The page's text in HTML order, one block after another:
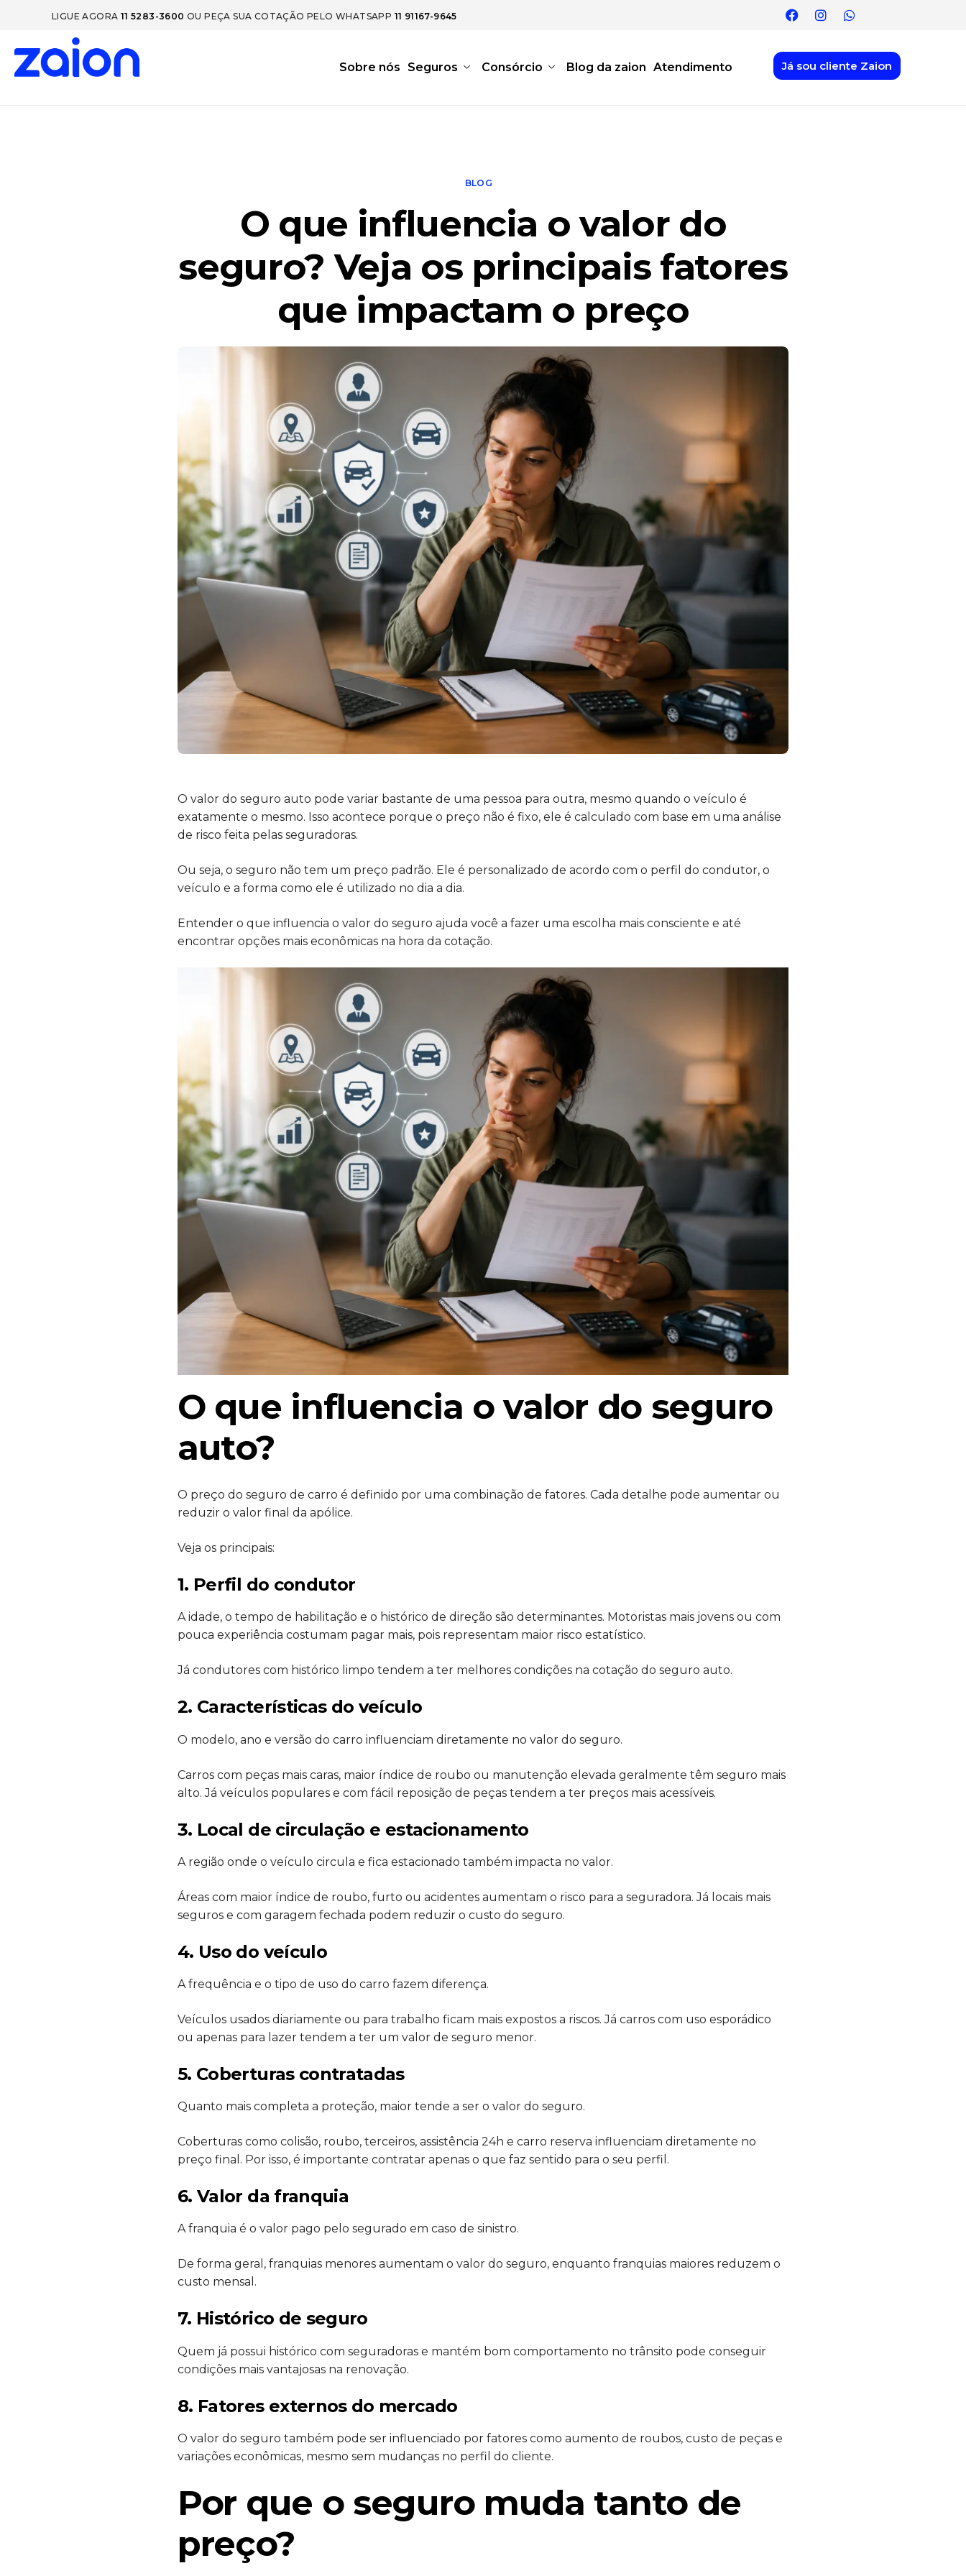
LIGUE AGORA 11 5283-3600OU PEÇA SUA COTAÇÃO PELO WHATSAPP 11 91167-9645
Sobre nós Seguros Consórcio Blog da zaion Atendimento Já sou cliente Zaion
BLOG
O que influencia o valor do
seguro? Veja os principais fatores
que impactam o preço
O valor do seguro auto pode variar bastante de uma pessoa para outra, mesmo quando o veículo é
exatamente o mesmo. Isso acontece porque o preço não é fixo, ele é calculado com base em uma análise
de risco feita pelas seguradoras.
Ou seja, o seguro não tem um preço padrão. Ele é personalizado de acordo com o perfil do condutor, o
veículo e a forma como ele é utilizado no dia a dia.
Entender o que influencia o valor do seguro ajuda você a fazer uma escolha mais consciente e até
encontrar opções mais econômicas na hora da cotação.
O que influencia o valor do seguro
auto?
O preço do seguro de carro é definido por uma combinação de fatores. Cada detalhe pode aumentar ou
reduzir o valor final da apólice.
Veja os principais:
1. Perfil do condutor
A idade, o tempo de habilitação e o histórico de direção são determinantes. Motoristas mais jovens ou com
pouca experiência costumam pagar mais, pois representam maior risco estatístico.
Já condutores com histórico limpo tendem a ter melhores condições na cotação do seguro auto.
2. Características do veículo
O modelo, ano e versão do carro influenciam diretamente no valor do seguro.
Carros com peças mais caras, maior índice de roubo ou manutenção elevada geralmente têm seguro mais
alto. Já veículos populares e com fácil reposição de peças tendem a ter preços mais acessíveis.
3. Local de circulação e estacionamento
A região onde o veículo circula e fica estacionado também impacta no valor.
Áreas com maior índice de roubo, furto ou acidentes aumentam o risco para a seguradora. Já locais mais
seguros e com garagem fechada podem reduzir o custo do seguro.
4. Uso do veículo
A frequência e o tipo de uso do carro fazem diferença.
Veículos usados diariamente ou para trabalho ficam mais expostos a riscos. Já carros com uso esporádico
ou apenas para lazer tendem a ter um valor de seguro menor.
5. Coberturas contratadas
Quanto mais completa a proteção, maior tende a ser o valor do seguro.
Coberturas como colisão, roubo, terceiros, assistência 24h e carro reserva influenciam diretamente no
preço final. Por isso, é importante contratar apenas o que faz sentido para o seu perfil.
6. Valor da franquia
A franquia é o valor pago pelo segurado em caso de sinistro.
De forma geral, franquias menores aumentam o valor do seguro, enquanto franquias maiores reduzem o
custo mensal.
7. Histórico de seguro
Quem já possui histórico com seguradoras e mantém bom comportamento no trânsito pode conseguir
condições mais vantajosas na renovação.
8. Fatores externos do mercado
O valor do seguro também pode ser influenciado por fatores como aumento de roubos, custo de peças e
variações econômicas, mesmo sem mudanças no perfil do cliente.
Por que o seguro muda tanto de
preço?